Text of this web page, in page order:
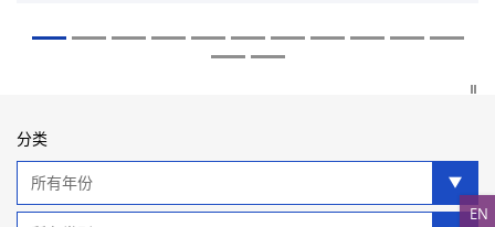
EN
分类
类